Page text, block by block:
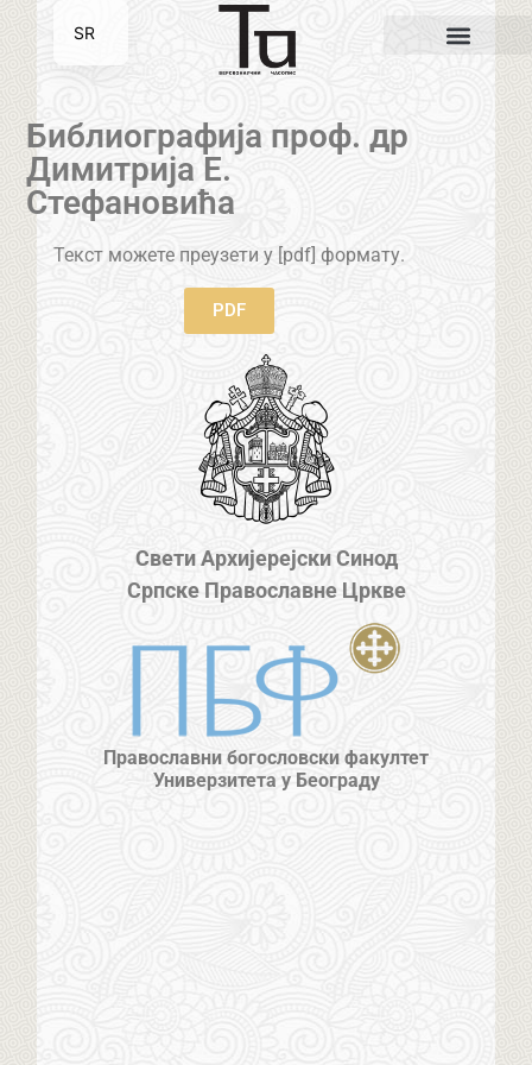
Библиографија проф. др
Димитрија Е.
Стефановића
Текст можете преузети у [pdf] формату.
PDF
Свети Архијерејски Синод
Српске Православне Цркве
Православни богословски факултет
Универзитета у Београду
SR
EN